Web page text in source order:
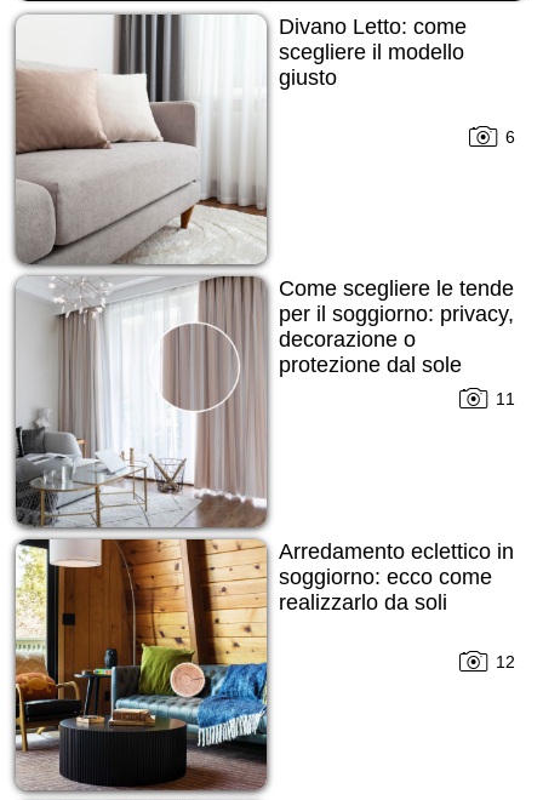
Divano Letto: come
scegliere il modello
giusto
6
Come scegliere le tende
per il soggiorno: privacy,
decorazione o
protezione dal sole
11
Arredamento eclettico in
soggiorno: ecco come
realizzarlo da soli
12